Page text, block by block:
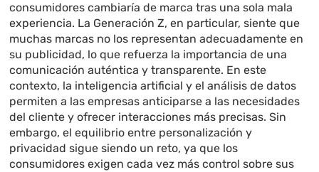
consumidores cambiaría de marca tras una sola mala
experiencia. La Generación Z, en particular, siente que
muchas marcas no los representan adecuadamente en
su publicidad, lo que refuerza la importancia de una
comunicación auténtica y transparente. En este
contexto, la inteligencia artificial y el análisis de datos
permiten a las empresas anticiparse a las necesidades
del cliente y ofrecer interacciones más precisas. Sin
embargo, el equilibrio entre personalización y
privacidad sigue siendo un reto, ya que los
consumidores exigen cada vez más control sobre sus